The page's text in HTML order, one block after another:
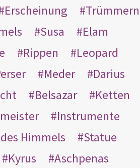
Erscheinung
Trümmern
Susa
Elam
Rippen
Leopard
Meder
Darius
Belsazar
Ketten
Instrumente
Himmels
Statue
Kyrus
Aschpenas